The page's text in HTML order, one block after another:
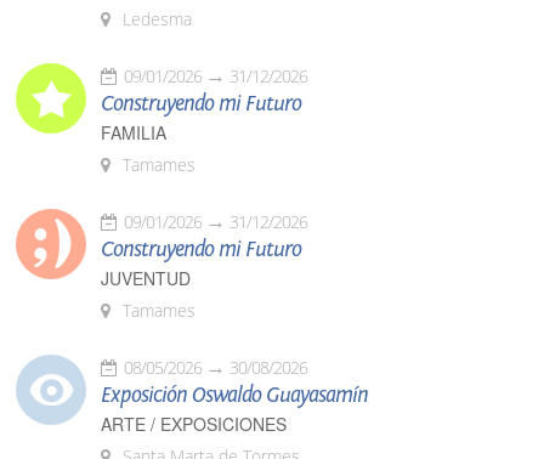
Ledesma
09/01/2026 31/12/2026
Construyendo mi Futuro
FAMILIA
Tamames
09/01/2026 31/12/2026
Construyendo mi Futuro
JUVENTUD
Tamames
08/05/2026 30/08/2026
Exposición Oswaldo Guayasamín
ARTE / EXPOSICIONES